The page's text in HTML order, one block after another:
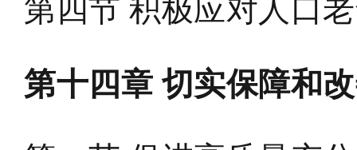
第四节 积极应对人口
第十四章 切实保障和